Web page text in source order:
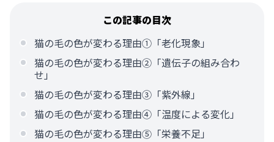
この記事の目次
猫の毛の色が変わる理由①「老化現象」
猫の毛の色が変わる理由②「遺伝子の組み合わ
せ」
猫の毛の色が変わる理由③「紫外線」
猫の毛の色が変わる理由④「温度による変化」
猫の毛の色が変わる理由⑤「栄養不足」